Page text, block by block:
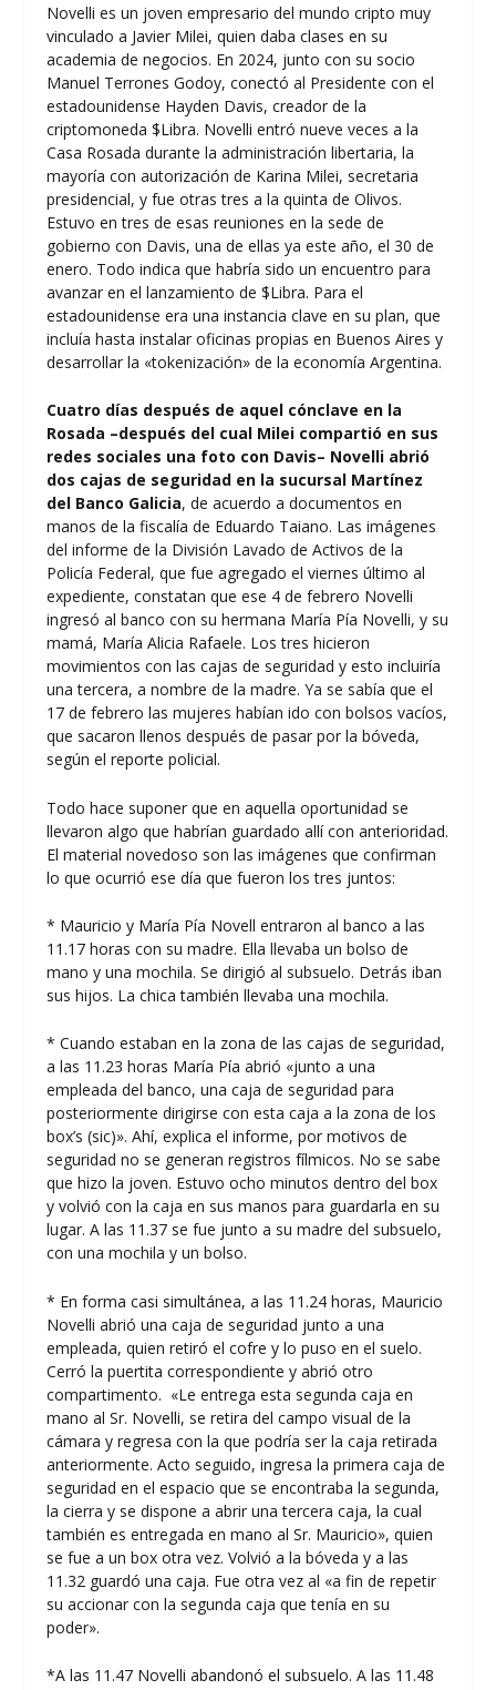
Novelli es un joven empresario del mundo cripto muy
vinculado a Javier Milei, quien daba clases en su
academia de negocios. En 2024, junto con su socio
Manuel Terrones Godoy, conectó al Presidente con el
estadounidense Hayden Davis, creador de la
criptomoneda $Libra. Novelli entró nueve veces a la
Casa Rosada durante la administración libertaria, la
mayoría con autorización de Karina Milei, secretaria
presidencial, y fue otras tres a la quinta de Olivos.
Estuvo en tres de esas reuniones en la sede de
gobierno con Davis, una de ellas ya este año, el 30 de
enero. Todo indica que habría sido un encuentro para
avanzar en el lanzamiento de $Libra. Para el
estadounidense era una instancia clave en su plan, que
incluía hasta instalar oficinas propias en Buenos Aires y
desarrollar la «tokenización» de la economía Argentina.
Cuatro días después de aquel cónclave en la
Rosada –después del cual Milei compartió en sus
redes sociales una foto con Davis– Novelli abrió
dos cajas de seguridad en la sucursal Martínez
del Banco Galicia, de acuerdo a documentos en
manos de la fiscalía de Eduardo Taiano. Las imágenes
del informe de la División Lavado de Activos de la
Policía Federal, que fue agregado el viernes último al
expediente, constatan que ese 4 de febrero Novelli
ingresó al banco con su hermana María Pía Novelli, y su
mamá, María Alicia Rafaele. Los tres hicieron
movimientos con las cajas de seguridad y esto incluiría
una tercera, a nombre de la madre. Ya se sabía que el
17 de febrero las mujeres habían ido con bolsos vacíos,
que sacaron llenos después de pasar por la bóveda,
según el reporte policial.
Todo hace suponer que en aquella oportunidad se
llevaron algo que habrían guardado allí con anterioridad.
El material novedoso son las imágenes que confirman
lo que ocurrió ese día que fueron los tres juntos:
* Mauricio y María Pía Novell entraron al banco a las
11.17 horas con su madre. Ella llevaba un bolso de
mano y una mochila. Se dirigió al subsuelo. Detrás iban
sus hijos. La chica también llevaba una mochila.
* Cuando estaban en la zona de las cajas de seguridad,
a las 11.23 horas María Pía abrió «junto a una
empleada del banco, una caja de seguridad para
posteriormente dirigirse con esta caja a la zona de los
box’s (sic)». Ahí, explica el informe, por motivos de
seguridad no se generan registros fílmicos. No se sabe
que hizo la joven. Estuvo ocho minutos dentro del box
y volvió con la caja en sus manos para guardarla en su
lugar. A las 11.37 se fue junto a su madre del subsuelo,
con una mochila y un bolso.
* En forma casi simultánea, a las 11.24 horas, Mauricio
Novelli abrió una caja de seguridad junto a una
empleada, quien retiró el cofre y lo puso en el suelo.
Cerró la puertita correspondiente y abrió otro
compartimento. «Le entrega esta segunda caja en
mano al Sr. Novelli, se retira del campo visual de la
cámara y regresa con la que podría ser la caja retirada
anteriormente. Acto seguido, ingresa la primera caja de
seguridad en el espacio que se encontraba la segunda,
la cierra y se dispone a abrir una tercera caja, la cual
también es entregada en mano al Sr. Mauricio», quien
se fue a un box otra vez. Volvió a la bóveda y a las
11.32 guardó una caja. Fue otra vez al «a fin de repetir
su accionar con la segunda caja que tenía en su
poder».
*A las 11.47 Novelli abandonó el subsuelo. A las 11.48